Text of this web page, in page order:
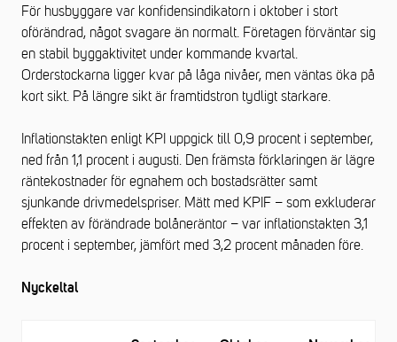
För husbyggare var konfidensindikatorn i oktober i stort
oförändrad, något svagare än normalt. Företagen förväntar sig
en stabil byggaktivitet under kommande kvartal.
Orderstockarna ligger kvar på låga nivåer, men väntas öka på
kort sikt. På längre sikt är framtidstron tydligt starkare.
Inflationstakten enligt KPI uppgick till 0,9 procent i september,
ned från 1,1 procent i augusti. Den främsta förklaringen är lägre
räntekostnader för egnahem och bostadsrätter samt
sjunkande drivmedelspriser. Mätt med KPIF – som exkluderar
effekten av förändrade bolåneräntor – var inflationstakten 3,1
procent i september, jämfört med 3,2 procent månaden före.
Nyckeltal